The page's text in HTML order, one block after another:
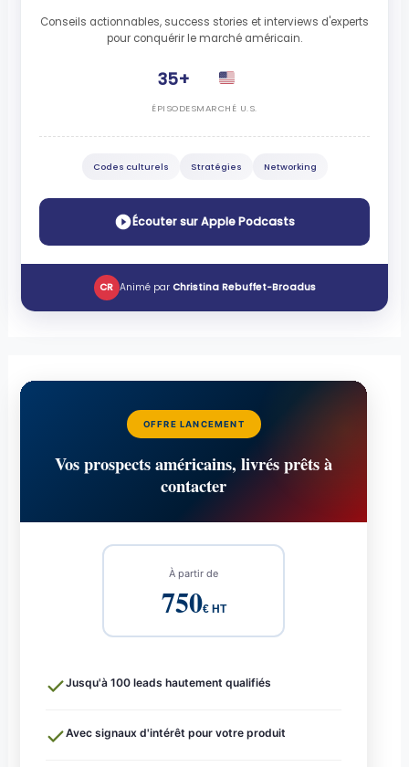
Conseils actionnables, success stories et interviews d'experts
pour conquérir le marché américain.
35+
ÉPISODESMARCHÉ U.S.
Codes culturels Stratégies Networking
Écouter sur Apple Podcasts
CR Animé par Christina Rebuffet-Broadus
OFFRE LANCEMENT
Vos prospects américains, livrés prêts à
contacter
À partir de
750€ HT
Jusqu'à 100 leads hautement qualifiés
Avec signaux d'intérêt pour votre produit